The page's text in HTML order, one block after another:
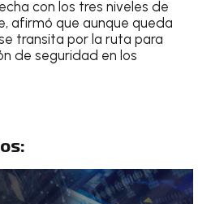
con los tres niveles de
afirmó que aunque queda
transita por la ruta para
de seguridad en los